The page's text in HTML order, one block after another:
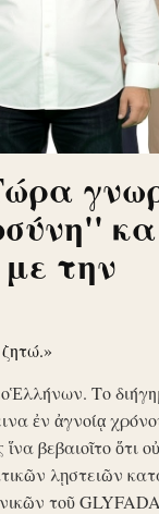
την
Το
ἐν ἀγνοίᾳ
βεβαιοῖτο ὅτι
λῃστειῶν
τοῦ